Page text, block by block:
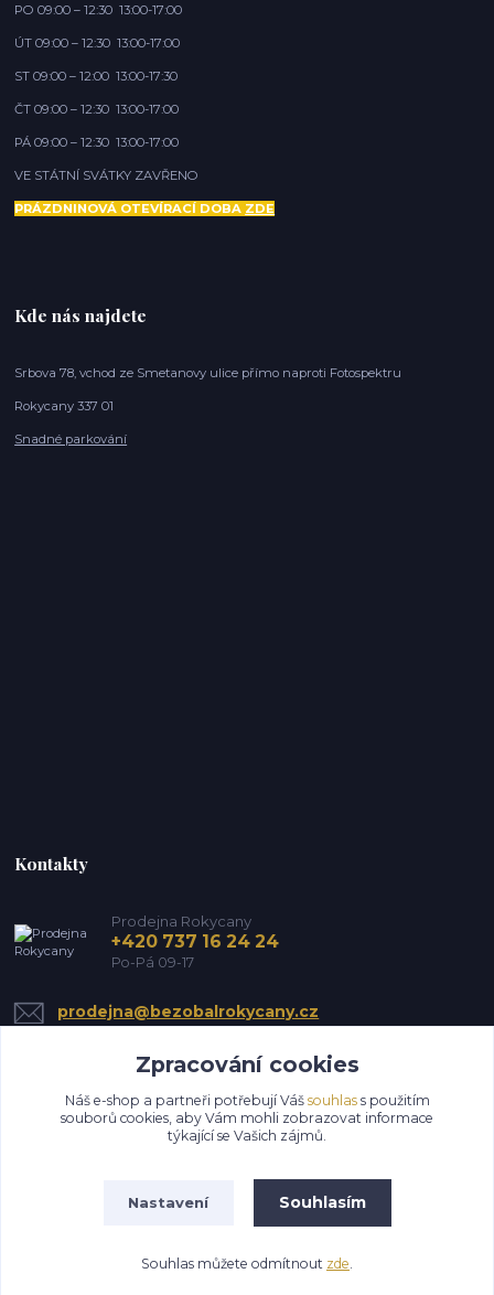
PO 09:00 – 12:30 13:00-17:00
ÚT 09:00 – 12:30 13:00-17:00
ST 09:00 – 12:00 13:00-17:30
ČT 09:00 – 12:30 13:00-17:00
PÁ 09:00 – 12:30 13:00-17:00
VE STÁTNÍ SVÁTKY ZAVŘENO
PRÁZDNINOVÁ OTEVÍRACÍ DOBA ZDE
Kde nás najdete
Srbova 78, vchod ze Smetanovy ulice přímo naproti Fotospektru
Rokycany 337 01
Snadné parkování
Kontakty
Prodejna Rokycany
+420 737 16 24 24
Po-Pá 09-17
prodejna@bezobalrokycany.cz
Upravit sběr cookies.
Vytvořeno na
Eshop-rychle.cz
Zpracování cookies
Náš e-shop a partneři potřebují Váš souhlass použitím
souborů cookies, aby Vám mohli zobrazovat informace
týkající se Vašich zájmů.
Nastavení Souhlasím
Souhlas můžete odmítnout zde